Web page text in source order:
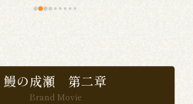
鰻の成瀬 第二章
Brand Movie